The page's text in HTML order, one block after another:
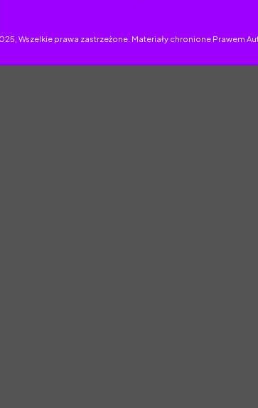
Wszelkie prawa zastrzeżone. Materiały chronione Prawem